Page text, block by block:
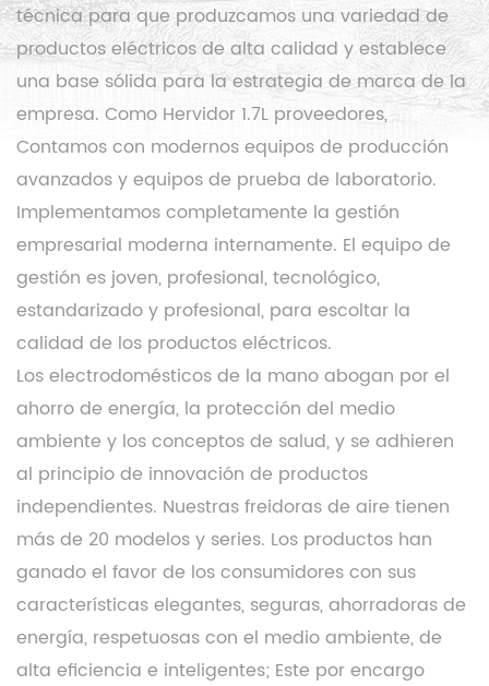
técnica para que produzcamos una variedad de
productos eléctricos de alta calidad y establece
una base sólida para la estrategia de marca de la
empresa. Como Hervidor 1.7L proveedores,
Contamos con modernos equipos de producción
avanzados y equipos de prueba de laboratorio.
Implementamos completamente la gestión
empresarial moderna internamente. El equipo de
gestión es joven, profesional, tecnológico,
estandarizado y profesional, para escoltar la
calidad de los productos eléctricos.
Los electrodomésticos de la mano abogan por el
ahorro de energía, la protección del medio
ambiente y los conceptos de salud, y se adhieren
al principio de innovación de productos
independientes. Nuestras freidoras de aire tienen
más de 20 modelos y series. Los productos han
ganado el favor de los consumidores con sus
características elegantes, seguras, ahorradoras de
energía, respetuosas con el medio ambiente, de
alta eficiencia e inteligentes; Este por encargo